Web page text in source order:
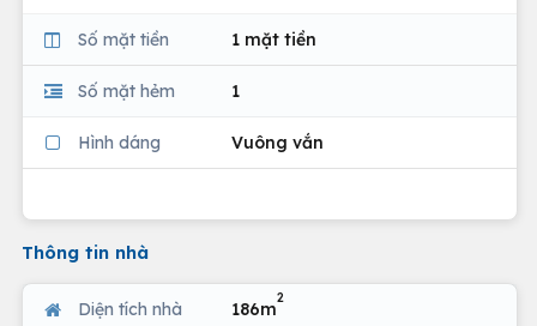
Số mặt tiền 1 mặt tiền
Số mặt hẻm 1
Hình dáng Vuông vắn
Thông tin nhà
Diện tích nhà 186m
2